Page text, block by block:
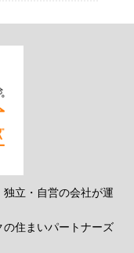
立・自営の会社が運
住まいパートナーズ